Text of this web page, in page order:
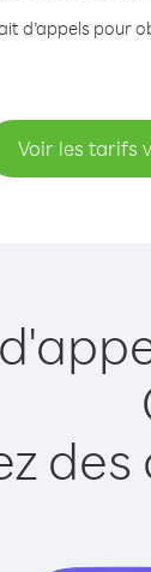
d’appels pour
Voir les tarifs